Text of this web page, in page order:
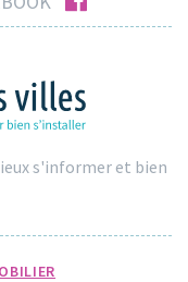
s'informer et bien